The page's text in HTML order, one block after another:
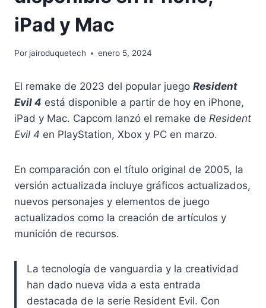
iPad y Mac
Por jairoduquetech enero 5, 2024
El remake de 2023 del popular juego Resident
Evil 4 está disponible a partir de hoy en iPhone,
iPad y Mac. Capcom lanzó el remake de Resident
Evil 4 en PlayStation, Xbox y PC en marzo.
En comparación con el título original de 2005, la
versión actualizada incluye gráficos actualizados,
nuevos personajes y elementos de juego
actualizados como la creación de artículos y
munición de recursos.
La tecnología de vanguardia y la creatividad
han dado nueva vida a esta entrada
destacada de la serie Resident Evil. Con